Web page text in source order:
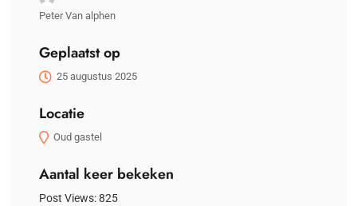
Peter Van alphen
Geplaatst op
25 augustus 2025
Locatie
Oud gastel
Aantal keer bekeken
Post Views:825